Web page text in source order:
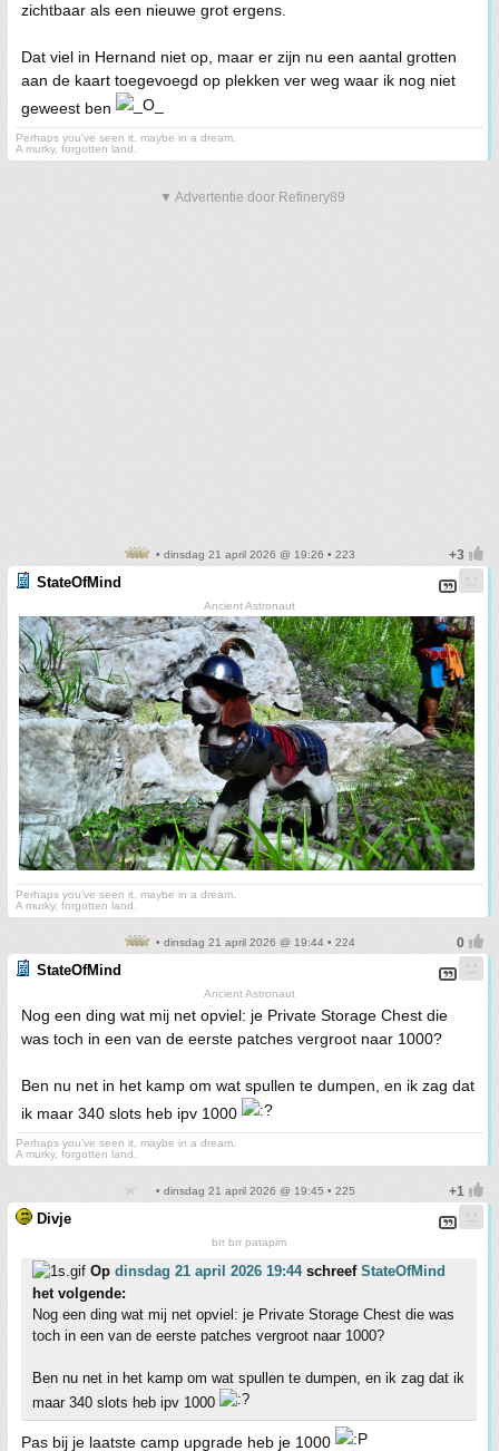
zichtbaar als een nieuwe grot ergens.
Dat viel in Hernand niet op, maar er zijn nu een aantal grotten
aan de kaart toegevoegd op plekken ver weg waar ik nog niet
geweest ben
Perhaps you've seen it, maybe in a dream.
A murky, forgotten land.
▼ Advertentie door Refinery89
• dinsdag 21 april 2026 @ 19:26 • 223
StateOfMind
Ancient Astronaut
Perhaps you've seen it, maybe in a dream.
A murky, forgotten land.
• dinsdag 21 april 2026 @ 19:44 • 224
StateOfMind
Ancient Astronaut
Nog een ding wat mij net opviel: je Private Storage Chest die
was toch in een van de eerste patches vergroot naar 1000?
Ben nu net in het kamp om wat spullen te dumpen, en ik zag dat
ik maar 340 slots heb ipv 1000
Perhaps you've seen it, maybe in a dream.
A murky, forgotten land.
• dinsdag 21 april 2026 @ 19:45 • 225
Divje
brr brr patapim
Op dinsdag 21 april 2026 19:44schreef StateOfMind
het volgende:
Nog een ding wat mij net opviel: je Private Storage Chest die was
toch in een van de eerste patches vergroot naar 1000?
Ben nu net in het kamp om wat spullen te dumpen, en ik zag dat ik
maar 340 slots heb ipv 1000
Pas bij je laatste camp upgrade heb je 1000